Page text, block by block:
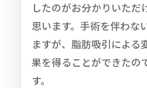
したのがお分かりいただ
思います。手術を伴わな
ますが、脂肪吸引による
果を得ることができたの
す。